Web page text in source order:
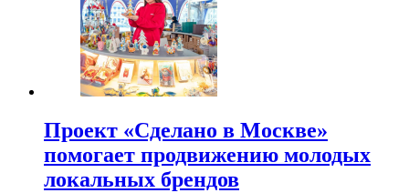
Проект «Сделано в Москве»
помогает продвижению молодых
локальных брендов